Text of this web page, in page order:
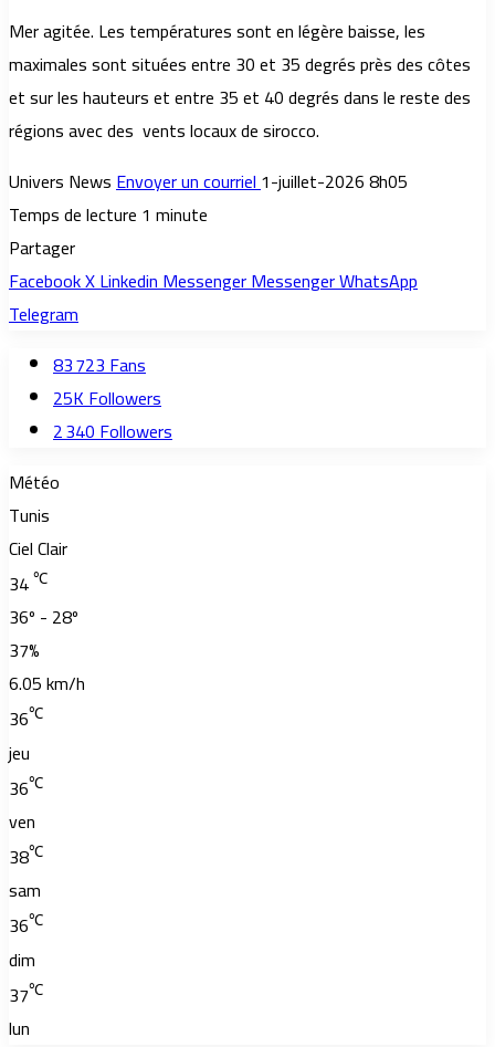
Mer agitée. Les températures sont en légère baisse, les
maximales sont situées entre 30 et 35 degrés près des côtes
et sur les hauteurs et entre 35 et 40 degrés dans le reste des
régions avec des vents locaux de sirocco.
Univers NewsEnvoyer un courriel1-juillet-2026 8h05
Temps de lecture 1 minute
Partager
FacebookXLinkedinMessengerMessengerWhatsApp
Telegram
83 723Fans
25KFollowers
2 340Followers
Météo
Tunis
Ciel Clair
34℃
36º - 28º
37%
6.05 km/h
36℃
jeu
36℃
ven
38℃
sam
36℃
dim
37℃
lun